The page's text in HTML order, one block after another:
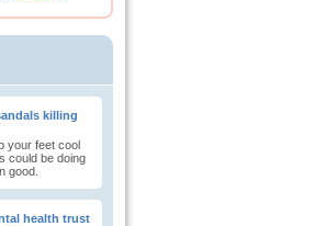
killing
your feet cool
could be doing
good.
health trust